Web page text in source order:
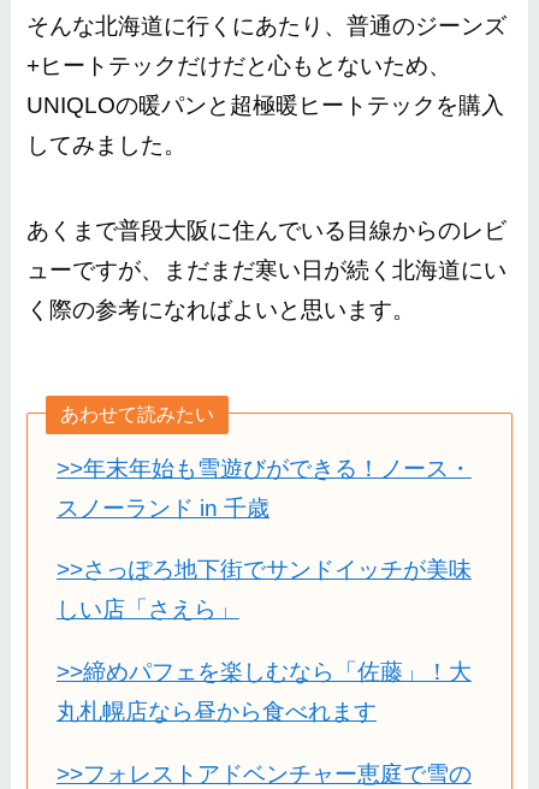
そんな北海道に行くにあたり、普通のジーンズ
+ヒートテックだけだと心もとないため、
UNIQLOの暖パンと超極暖ヒートテックを購入
してみました。
あくまで普段大阪に住んでいる目線からのレビ
ューですが、まだまだ寒い日が続く北海道にい
く際の参考になればよいと思います。
あわせて読みたい
>>年末年始も雪遊びができる！ノース・
スノーランド in 千歳
>>さっぽろ地下街でサンドイッチが美味
しい店「さえら」
>>締めパフェを楽しむなら「佐藤」！大
丸札幌店なら昼から食べれます
>>フォレストアドベンチャー恵庭で雪の